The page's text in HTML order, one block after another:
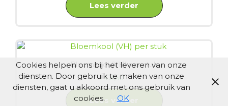
Lees verder
Bloemkool (VH) per stuk
€3,50
Lees verder
Cookies helpen ons bij het leveren van onze
diensten. Door gebruik te maken van onze
diensten, gaat u akkoord met ons gebruik van
cookies.
OK